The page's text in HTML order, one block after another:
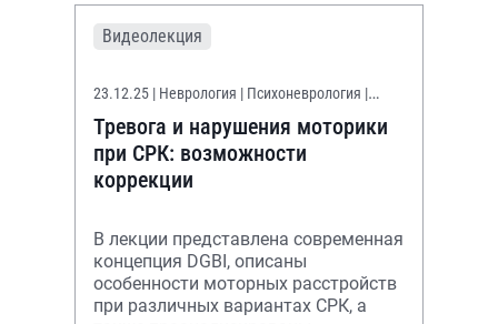
Видеолекция
23.12.25 | Неврология | Психоневрология |
Гастроэнтерология
Тревога и нарушения моторики
при СРК: возможности
коррекции
В лекции представлена современная
концепция DGBI, описаны
особенности моторных расстройств
при различных вариантах СРК, а